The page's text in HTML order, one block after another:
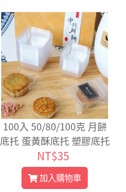
100入 50/80/100克 月餅
底托 蛋黃酥底托 塑膠底托
底托 點心底托 內襯盒【D1
01】
NT$35
加入購物車